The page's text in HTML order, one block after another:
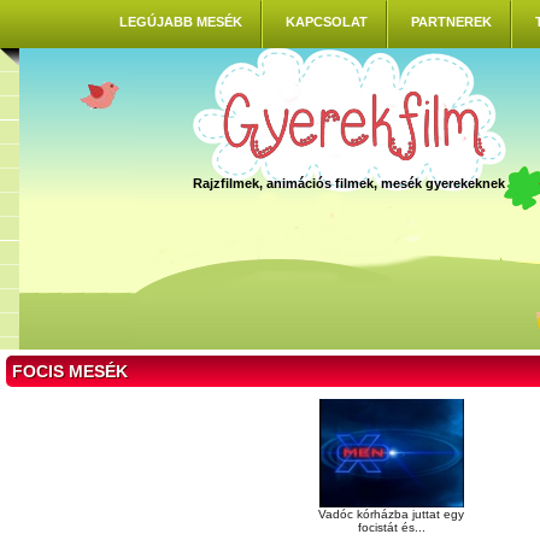
LEGÚJABB MESÉK KAPCSOLAT PARTNEREK
Rajzfilmek, animációs filmek, mesék gyerekeknek
FOCIS MESÉK
Vadóc kórházba juttat egy
focistát és...